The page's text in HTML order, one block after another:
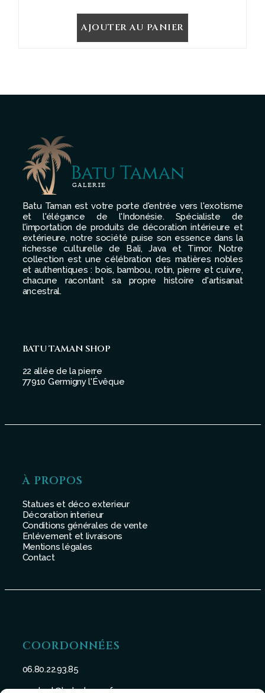
AJOUTER AU PANIER
Batu Taman est votre porte d'entrée vers l'exotisme
et l'élégance de l'Indonésie. Spécialiste de
l'importation de produits de décoration intérieure et
extérieure, notre société puise son essence dans la
richesse culturelle de Bali, Java et Timor. Notre
collection est une célébration des matières nobles
et authentiques : bois, bambou, rotin, pierre et cuivre,
chacune racontant sa propre histoire d'artisanat
ancestral.
BATU TAMAN SHOP
22 allée de la pierre
77910 Germigny l'Évêque
À PROPOS
Statues et déco exterieur
Décoration interieur
Conditions générales de vente
Enlévement et livraisons
Mentions légales
Contact
COORDONNÉES
06.80.22.93.85